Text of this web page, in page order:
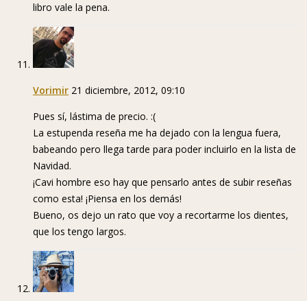
libro vale la pena.
Vorimir 21 diciembre, 2012, 09:10
Pues sí, lástima de precio. :(
La estupenda reseña me ha dejado con la lengua fuera,
babeando pero llega tarde para poder incluirlo en la lista de
Navidad.
¡Cavi hombre eso hay que pensarlo antes de subir reseñas
como esta! ¡Piensa en los demás!
Bueno, os dejo un rato que voy a recortarme los dientes,
que los tengo largos.